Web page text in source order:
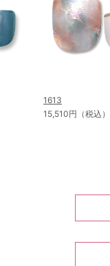
1613
15,510円（税込）